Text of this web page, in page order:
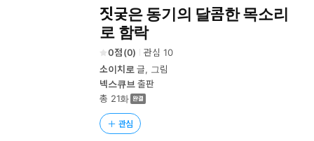
짓궂은 동기의 달콤한 목소리
로 함락
0 (0) 관심 10
소이치로 글, 그림
넥스큐브 출판
총 21화
관심